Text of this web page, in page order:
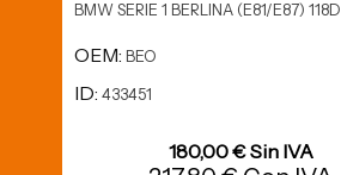
BMW SERIE 1 BERLINA (E81/E87) 118D
OEM: BEO
ID: 433451
180,00 € Sin IVA